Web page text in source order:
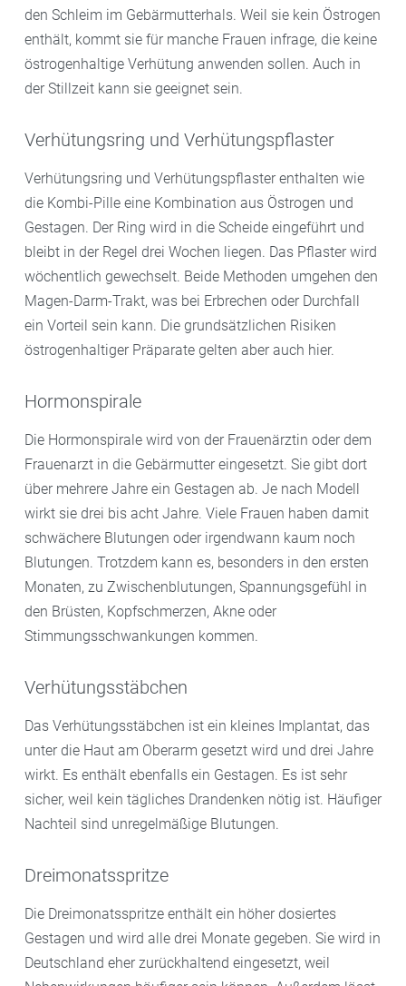
den Schleim im Gebärmutterhals. Weil sie kein Östrogen
enthält, kommt sie für manche Frauen infrage, die keine
östrogenhaltige Verhütung anwenden sollen. Auch in
der Stillzeit kann sie geeignet sein.
Verhütungsring und Verhütungspflaster
Verhütungsring und Verhütungspflaster enthalten wie
die Kombi-Pille eine Kombination aus Östrogen und
Gestagen. Der Ring wird in die Scheide eingeführt und
bleibt in der Regel drei Wochen liegen. Das Pflaster wird
wöchentlich gewechselt. Beide Methoden umgehen den
Magen-Darm-Trakt, was bei Erbrechen oder Durchfall
ein Vorteil sein kann. Die grundsätzlichen Risiken
östrogenhaltiger Präparate gelten aber auch hier.
Hormonspirale
Die Hormonspirale wird von der Frauenärztin oder dem
Frauenarzt in die Gebärmutter eingesetzt. Sie gibt dort
über mehrere Jahre ein Gestagen ab. Je nach Modell
wirkt sie drei bis acht Jahre. Viele Frauen haben damit
schwächere Blutungen oder irgendwann kaum noch
Blutungen. Trotzdem kann es, besonders in den ersten
Monaten, zu Zwischenblutungen, Spannungsgefühl in
den Brüsten, Kopfschmerzen, Akne oder
Stimmungsschwankungen kommen.
Verhütungsstäbchen
Das Verhütungsstäbchen ist ein kleines Implantat, das
unter die Haut am Oberarm gesetzt wird und drei Jahre
wirkt. Es enthält ebenfalls ein Gestagen. Es ist sehr
sicher, weil kein tägliches Drandenken nötig ist. Häufiger
Nachteil sind unregelmäßige Blutungen.
Dreimonatsspritze
Die Dreimonatsspritze enthält ein höher dosiertes
Gestagen und wird alle drei Monate gegeben. Sie wird in
Deutschland eher zurückhaltend eingesetzt, weil